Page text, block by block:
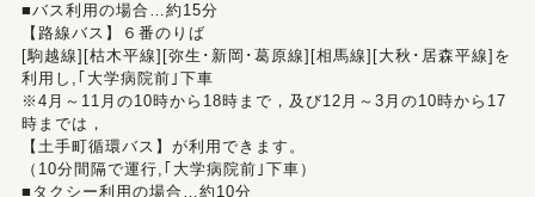
■バス利用の場合…約15分
【路線バス】６番のりば
[駒越線][枯木平線][弥生･新岡･葛原線][相馬線][大秋･居森平線]を
利用し,｢大学病院前｣下車
※4月～11月の10時から18時まで，及び12月～3月の10時から17
時までは，
【土手町循環バス】が利用できます。
（10分間隔で運行,｢大学病院前｣下車）
■タクシー利用の場合…約10分